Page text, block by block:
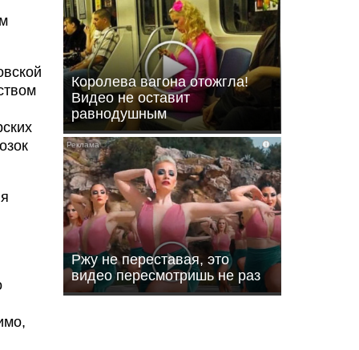
Королева вагона отожгла!
Видео не оставит
равнодушным
i
Ржу не переставая, это
видео пересмотришь не раз